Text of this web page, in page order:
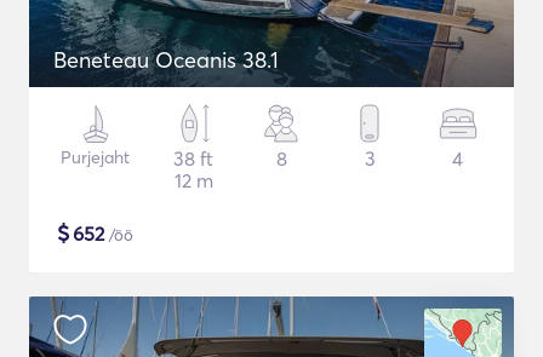
Beneteau Oceanis 38.1
Purjejaht
38 ft
12 m
8 3 4
$652/öö